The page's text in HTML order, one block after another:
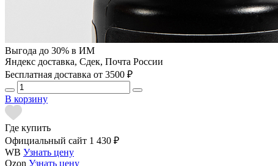
Выгода до 30% в ИМ
Яндекс доставка, Сдек, Почта России
Бесплатная доставка от 3500 ₽
В корзину
Где купить
Официальный сайт 1 430 ₽
WB Узнать цену
Ozon Узнать цену